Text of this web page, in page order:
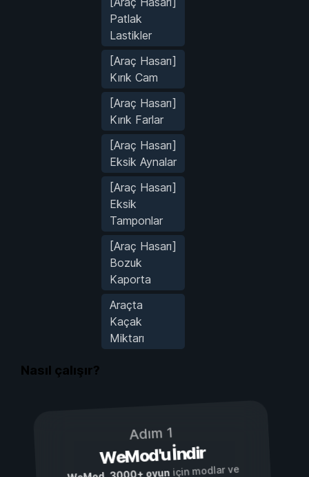
Patlak
Lastikler
[Araç Hasarı]
Kırık Cam
[Araç Hasarı]
Kırık Farlar
[Araç Hasarı]
Eksik Aynalar
[Araç Hasarı]
Eksik
Tamponlar
[Araç Hasarı]
Bozuk
Kaporta
Araçta
Kaçak
Miktarı
Nasıl çalışır?
Adım 1
WeMod'u İndir
3000+ oyuniçin modlar ve